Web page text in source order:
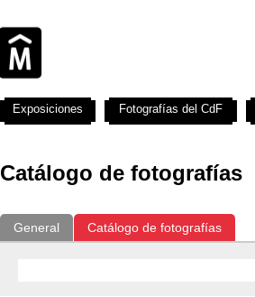
Catálogo de fotografías
General Catálogo de fotografías
Exposiciones Fotografías del CdF